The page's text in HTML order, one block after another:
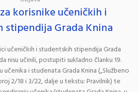
korisnike učeničkih i
stipendija Grada Knina
učeničkih i studentskih stipendija Grada
nisu učinili, postupiti sukladno članku 19.
učenika i studenata Grada Knina („Službeno
2/18 i 3/22, dalje u tekstu: Pravilnik) te